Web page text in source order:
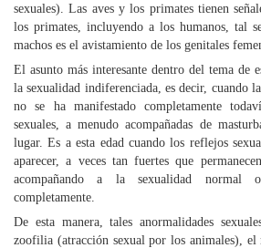
sexuales). Las aves y los primates tienen
los primates, incluyendo a los humanos, tal
machos es el avistamiento de los genitales
El asunto más interesante dentro del tema de
la sexualidad indiferenciada, es decir, cuando
no se ha manifestado completamente
sexuales, a menudo acompañadas de
lugar. Es a esta edad cuando los reflejos
aparecer, a veces tan fuertes que
acompañando a la sexualidad normal o
completamente.
De esta manera, tales anormalidades
zoofilia (atracción sexual por los animales),